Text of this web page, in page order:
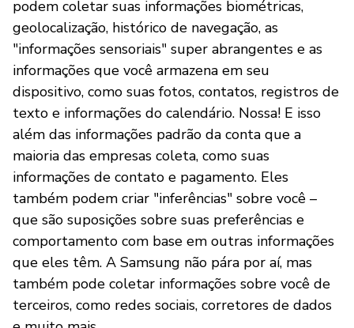
podem coletar suas informações biométricas,
geolocalização, histórico de navegação, as
"informações sensoriais" super abrangentes e as
informações que você armazena em seu
dispositivo, como suas fotos, contatos, registros de
texto e informações do calendário. Nossa! E isso
além das informações padrão da conta que a
maioria das empresas coleta, como suas
informações de contato e pagamento. Eles
também podem criar "inferências" sobre você –
que são suposições sobre suas preferências e
comportamento com base em outras informações
que eles têm. A Samsung não pára por aí, mas
também pode coletar informações sobre você de
terceiros, como redes sociais, corretores de dados